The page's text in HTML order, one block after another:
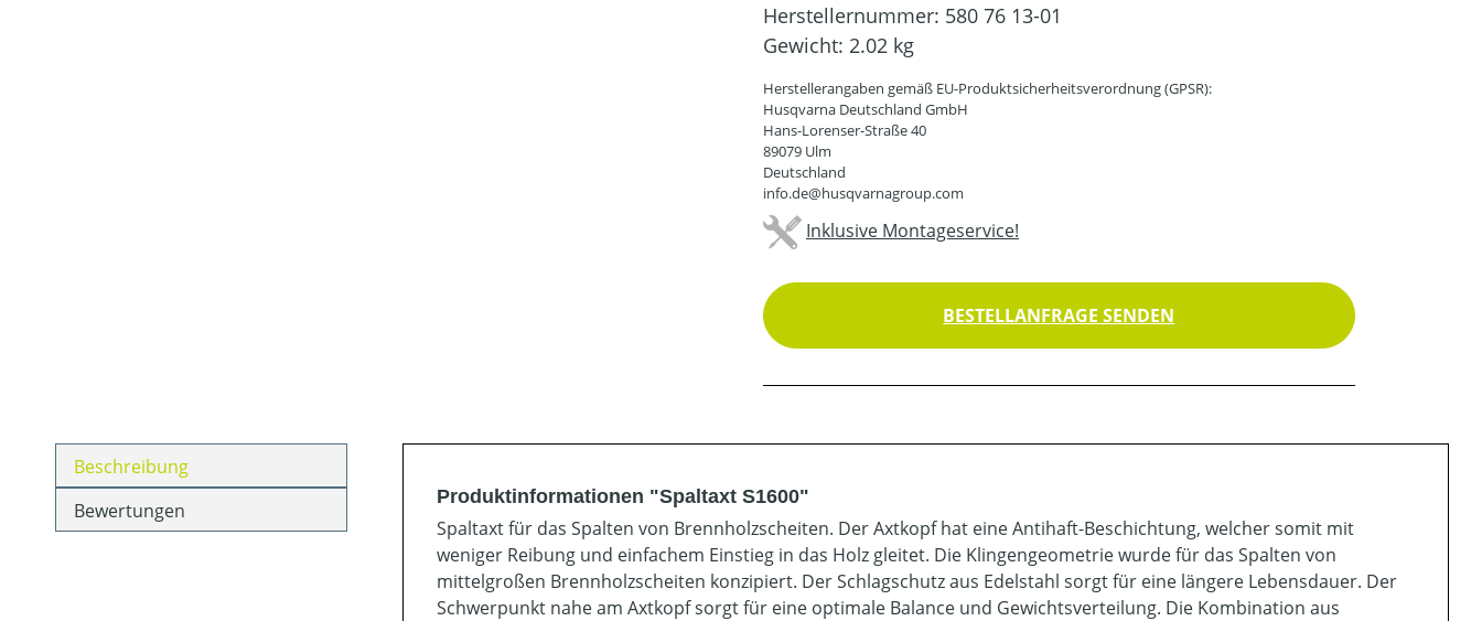
Herstellernummer: 580 76 13-01
Gewicht: 2.02 kg
Herstellerangaben gemäß EU-Produktsicherheitsverordnung (GPSR):
Husqvarna Deutschland GmbH
Hans-Lorenser-Straße 40
89079 Ulm
Deutschland
info.de@husqvarnagroup.com
Inklusive Montageservice!
BESTELLANFRAGE SENDEN
Beschreibung
Bewertungen
Produktinformationen "Spaltaxt S1600"
Spaltaxt für das Spalten von Brennholzscheiten. Der Axtkopf hat eine Antihaft-Beschichtung, welcher somit mit
weniger Reibung und einfachem Einstieg in das Holz gleitet. Die Klingengeometrie wurde für das Spalten von
mittelgroßen Brennholzscheiten konzipiert. Der Schlagschutz aus Edelstahl sorgt für eine längere Lebensdauer. Der
Schwerpunkt nahe am Axtkopf sorgt für eine optimale Balance und Gewichtsverteilung. Die Kombination aus